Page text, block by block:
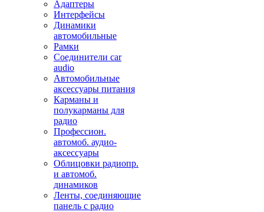
Адаптеры
Интерфейсы
Динамики
автомобильные
Рамки
Соединители car
audio
Автомобильные
аксессуары питания
Карманы и
полукарманы для
радио
Профессион.
автомоб. аудио-
аксессуары
Облицовки радиопр.
и автомоб.
динамиков
Ленты, соединяющие
панель с радио